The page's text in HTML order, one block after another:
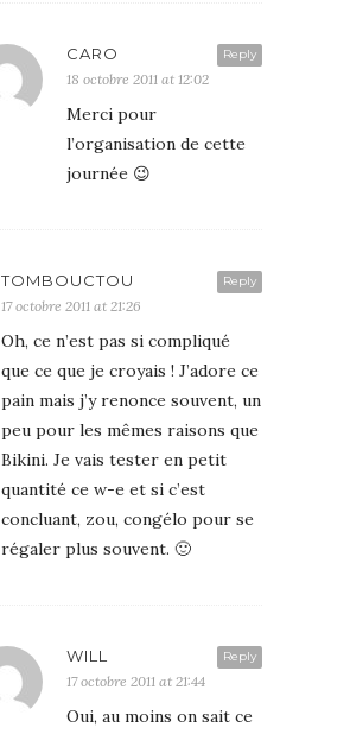
Reply
CARO
18 octobre 2011 at 12:02
Merci pour
l’organisation de cette
journée 😉
Reply
TOMBOUCTOU
17 octobre 2011 at 21:26
Oh, ce n’est pas si compliqué
que ce que je croyais ! J’adore ce
pain mais j’y renonce souvent, un
peu pour les mêmes raisons que
Bikini. Je vais tester en petit
quantité ce w-e et si c’est
concluant, zou, congélo pour se
régaler plus souvent. 🙂
Reply
WILL
17 octobre 2011 at 21:44
Oui, au moins on sait ce